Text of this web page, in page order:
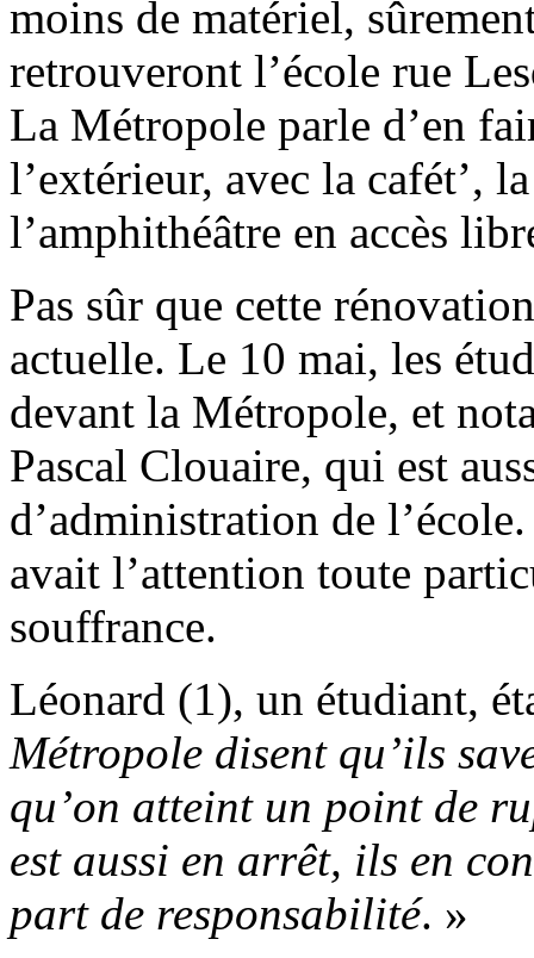
moins de matériel,
retrouveront l’école rue
La Métropole parle d’en
l’extérieur, avec la cafét’,
l’amphithéâtre en accès
Pas sûr que cette
actuelle. Le 10 mai, les
devant la Métropole, et
Pascal Clouaire, qui est
d’administration de
avait l’attention toute
souffrance.
Léonard (1), un étudiant,
Métropole disent qu’ils
qu’on atteint un point de
est aussi en arrêt, ils en
part de responsabilité. »